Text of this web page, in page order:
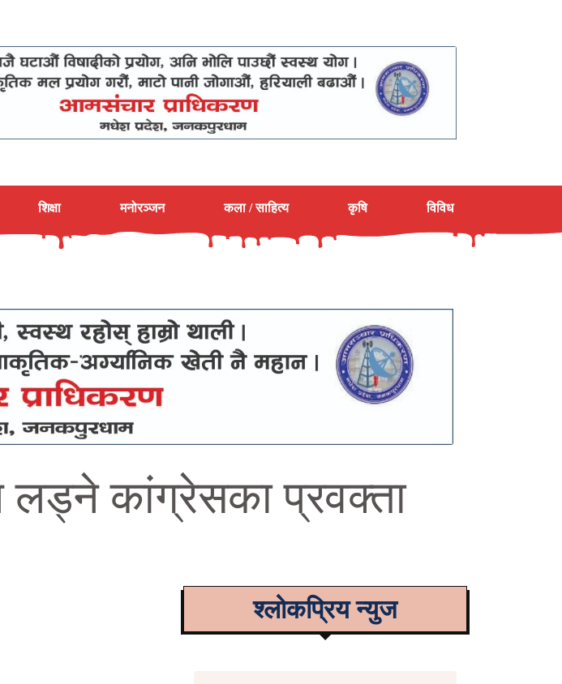
शिक्षा मनोरञ्जन कला / साहित्य कृषि विविध
लड्ने कांग्रेसका प्रवक्ता
श्लोकप्रिय न्युज